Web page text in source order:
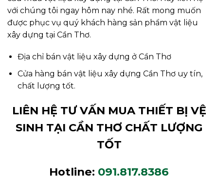
với chúng tôi ngay hôm nay nhé. Rất mong muốn
được phục vụ quý khách hàng sản phẩm vật liệu
xây dựng tại Cần Thơ.
Địa chỉ bán vật liệu xây dựng ở Cần Thơ
Cửa hàng bán vật liệu xây dựng Cần Thơ uy tín,
chất lượng tốt.
LIÊN HỆ TƯ VẤN MUA THIẾT BỊ VỆ
SINH TẠI CẦN THƠ CHẤT LƯỢNG
TỐT
Hotline: 091.817.8386